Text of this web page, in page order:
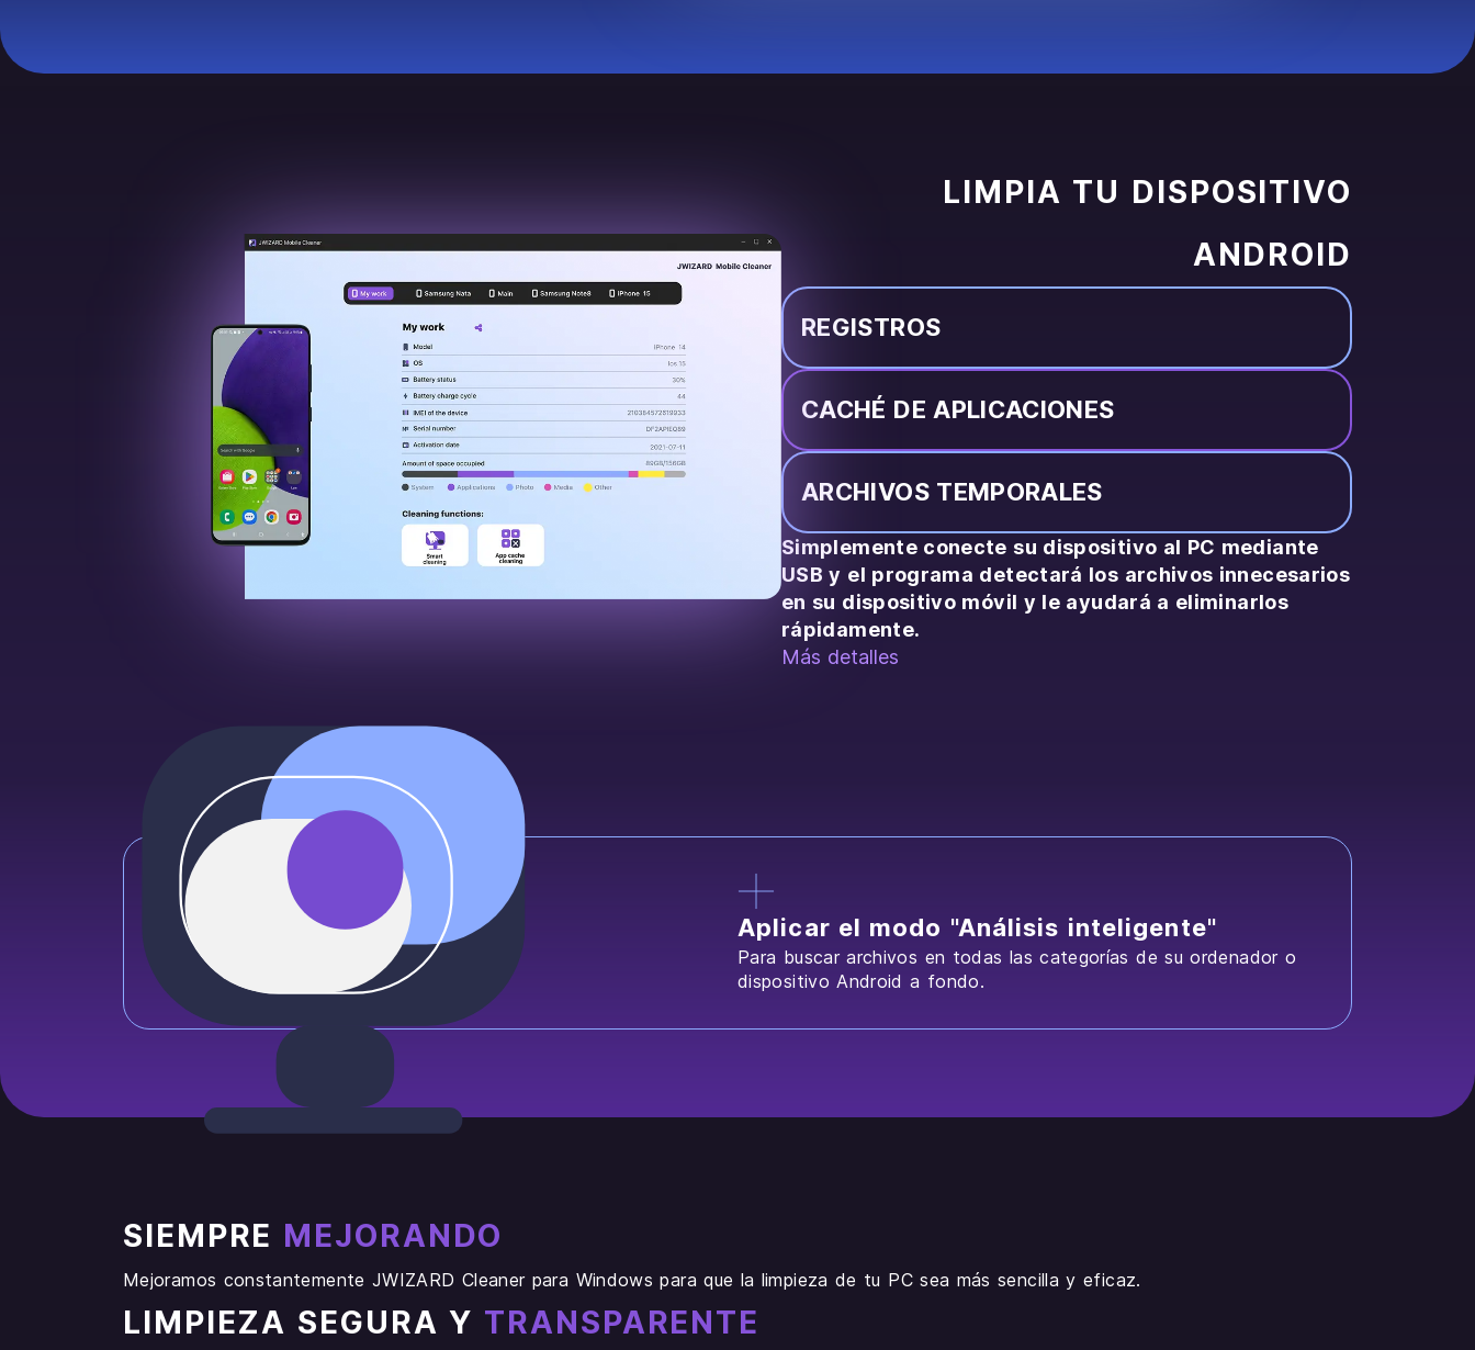
LIMPIA TU DISPOSITIVO
ANDROID
REGISTROS
CACHÉ DE APLICACIONES
ARCHIVOS TEMPORALES
Simplemente conecte su dispositivo al PC mediante
USB y el programa detectará los archivos innecesarios
en su dispositivo móvil y le ayudará a eliminarlos
rápidamente.
Más detalles
Aplicar el modo "Análisis inteligente"
Para buscar archivos en todas las categorías de su ordenador o
dispositivo Android a fondo.
SIEMPRE MEJORANDO
Mejoramos constantemente JWIZARD Cleaner para Windows para que la limpieza de tu PC sea más sencilla y eficaz.
LIMPIEZA SEGURA Y TRANSPARENTE